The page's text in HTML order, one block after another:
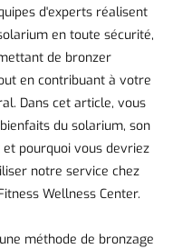
d'experts réalisent
en toute sécurité,
de bronzer
en contribuant à votre
Dans cet article, vous
du solarium, son
pourquoi vous devriez
notre service chez
Wellness Center.
méthode de bronzage